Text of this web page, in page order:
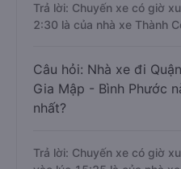
Trả lời: Chuyến xe có giờ
2:30 là của nhà xe Thành
Câu hỏi: Nhà xe đi
Gia Mập - Bình Phước
nhất?
Trả lời: Chuyến xe có giờ